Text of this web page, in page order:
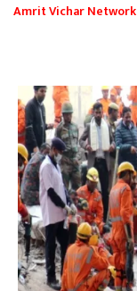
Amrit Vichar Network